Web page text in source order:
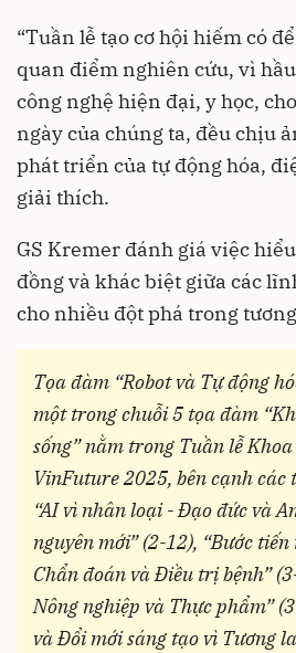
“Tuần lễ tạo cơ hội hiếm có
quan điểm nghiên cứu, vì
công nghệ hiện đại, y học,
ngày của chúng ta, đều chịu
phát triển của tự động hóa,
giải thích.
GS Kremer đánh giá việc
đồng và khác biệt giữa các
cho nhiều đột phá trong
Tọa đàm “Robot và Tự động
một trong chuỗi 5 tọa đàm
sống” nằm trong Tuần lễ Khoa
VinFuture 2025, bên cạnh các
“AI vì nhân loại - Đạo đức và
nguyên mới” (2-12), “Bước
Chẩn đoán và Điều trị bệnh”
Nông nghiệp và Thực phẩm”
và Đổi mới sáng tạo vì Tương